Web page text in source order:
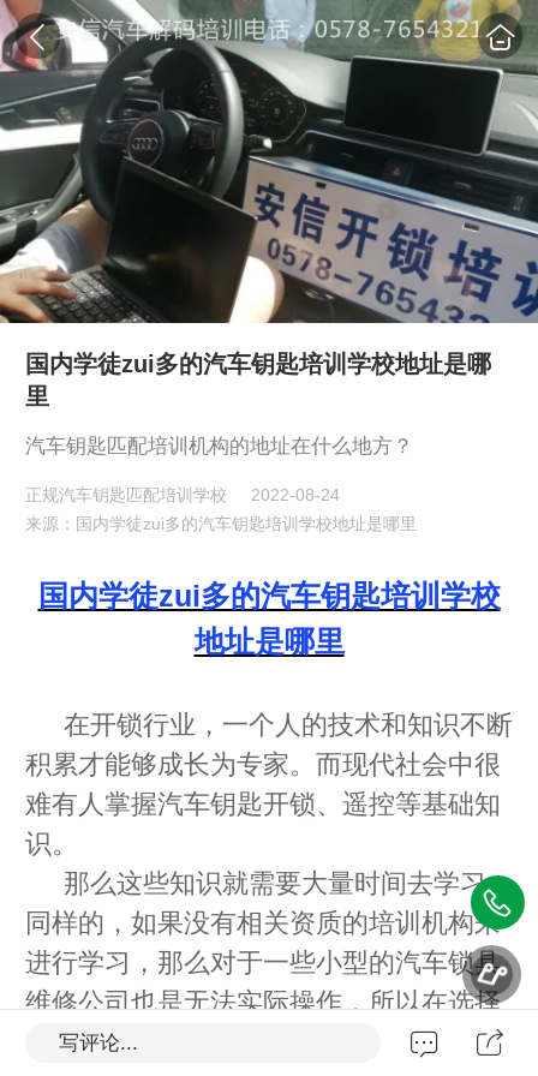
国内学徒zui多的汽车钥匙培训学校地址是哪
里
汽车钥匙匹配培训机构的地址在什么地方？
正规汽车钥匙匹配培训学校
2022-08-24
来源：国内学徒zui多的汽车钥匙培训学校地址是哪里
国内学徒zui多的汽车钥匙培训学校
地址是哪里
在开锁行业，一个人的技术和知识不断
积累才能够成长为专家。而现代社会中很
难有人掌握汽车钥匙开锁、遥控等基础知
识。
那么这些知识就需要大量时间去学习，
同样的，如果没有相关资质的培训机构来
进行学习，那么对于一些小型的汽车锁具
维修公司也是无法实际操作，所以在选择
培训机构之前我们必须要做好充分了解才
写评论...